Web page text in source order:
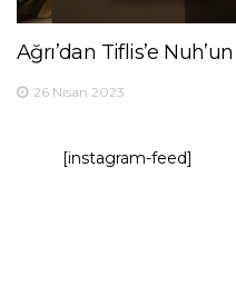
Ağrı’dan Tiflis’e
26 Nisan 2023
[instagram-feed]